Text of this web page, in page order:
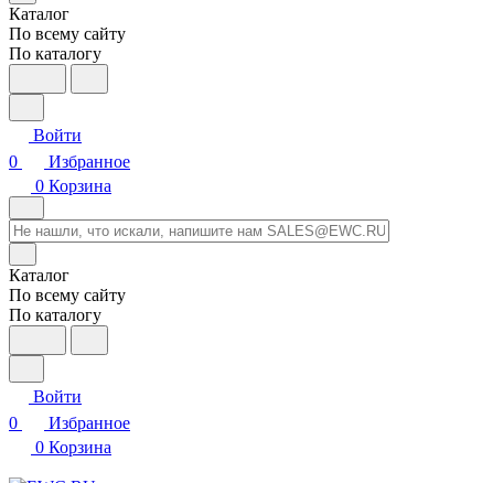
Каталог
По всему сайту
По каталогу
Войти
0
Избранное
0 Корзина
Каталог
По всему сайту
По каталогу
Войти
0
Избранное
0 Корзина